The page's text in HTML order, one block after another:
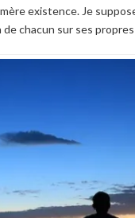
existence. Je
chacun sur ses